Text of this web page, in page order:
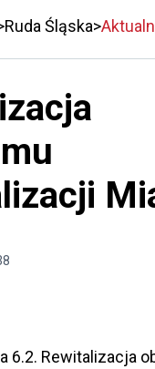
Ruda Śląska
6.2. Rewitalizacja